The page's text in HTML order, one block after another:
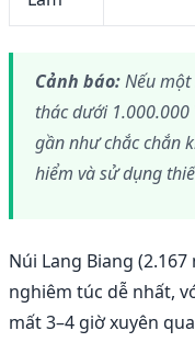
Cảnh báo:Nếu
thác dưới 1.000.000
gần như chắc chắn
hiểm và sử dụng
Núi Lang Biang
nghiêm túc dễ nhất,
mất 3–4 giờ xuyên